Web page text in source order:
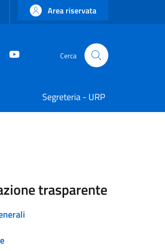
Area riservata
Twitter Cerca
Cerca
Segreteria - URP
trasparente